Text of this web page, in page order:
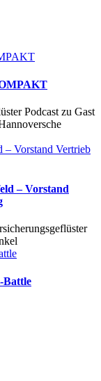
– Vorstand Vertrieb
– Vorstand
Battle